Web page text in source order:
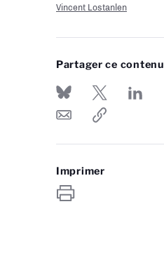
Vincent Lostanlen
Partager ce contenu
Imprimer